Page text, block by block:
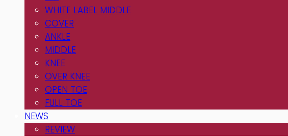
WHITE LABEL MIDDLE
COVER
ANKLE
MIDDLE
KNEE
OVER KNEE
OPEN TOE
FULL TOE
NEWS
REVIEW